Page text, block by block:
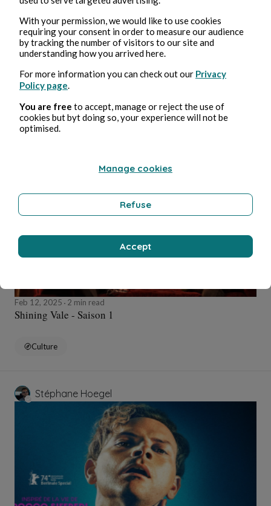
Feb 18, 20252 min read
Foundation - Saison 2
Culture
Stéphane Hoegel
Feb 12, 2025 2 min read
Shining Vale - Saison 1
Culture
Stéphane Hoegel
With your permission, we would like to use cookies
requiring your consent in order to measure our audience
by tracking the number of visitors to our site and
understanding how you arrived here.
For more information you can check out our Privacy
Policy page
You are free to accept, manage or reject the use of
cookies but byt doing so, your experience will not be
optimised.
Manage cookies
Refuse
Accept